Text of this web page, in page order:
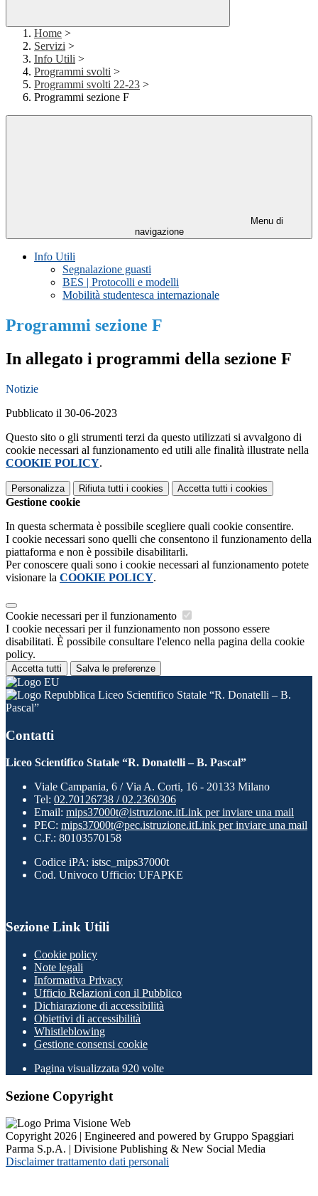
Home >
Servizi >
Info Utili >
Programmi svolti >
Programmi svolti 22-23 >
Programmi sezione F
Menu di
navigazione
Info Utili
Segnalazione guasti
BES | Protocolli e modelli
Mobilità studentesca internazionale
Programmi sezione F
In allegato i programmi della sezione F
Notizie
Pubblicato il 30-06-2023
Questo sito o gli strumenti terzi da questo utilizzati si avvalgono di
cookie necessari al funzionamento ed utili alle finalità illustrate nella
COOKIE POLICY.
Personalizza Rifiuta tutti i cookies Accetta tutti i cookies
Gestione cookie
In questa schermata è possibile scegliere quali cookie consentire.
I cookie necessari sono quelli che consentono il funzionamento della
piattaforma e non è possibile disabilitarli.
Per conoscere quali sono i cookie necessari al funzionamento potete
visionare la COOKIE POLICY.
Cookie necessari per il funzionamento
I cookie necessari per il funzionamento non possono essere
disabilitati. È possibile consultare l'elenco nella pagina della cookie
policy.
Accetta tutti Salva le preferenze
Liceo Scientifico Statale “R. Donatelli – B.
Pascal”
Contatti
Liceo Scientifico Statale “R. Donatelli – B. Pascal”
Viale Campania, 6 / Via A. Corti, 16 - 20133 Milano
Tel: 02.70126738 / 02.2360306
Email: mips37000t@istruzione.itLink per inviare una mail
PEC: mips37000t@pec.istruzione.itLink per inviare una mail
C.F.: 80103570158
Codice iPA: istsc_mips37000t
Cod. Univoco Ufficio: UFAPKE
Sezione Link Utili
Cookie policy
Note legali
Informativa Privacy
Ufficio Relazioni con il Pubblico
Dichiarazione di accessibilità
Obiettivi di accessibilità
Whistleblowing
Gestione consensi cookie
Pagina visualizzata 920 volte
Sezione Copyright
Copyright 2026 | Engineered and powered by Gruppo Spaggiari
Parma S.p.A. | Divisione Publishing & New Social Media
Disclaimer trattamento dati personali